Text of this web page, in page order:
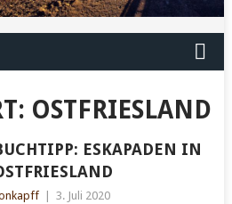
OSTFRIESLAND
ESKAPADEN IN
3. Juli 2020